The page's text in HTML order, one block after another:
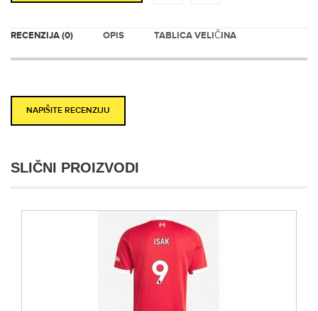
RECENZIJA (0) OPIS TABLICA VELIČINA
NAPIŠITE RECENZIJU
SLIČNI PROIZVODI